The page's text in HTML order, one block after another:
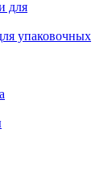
упаковочных